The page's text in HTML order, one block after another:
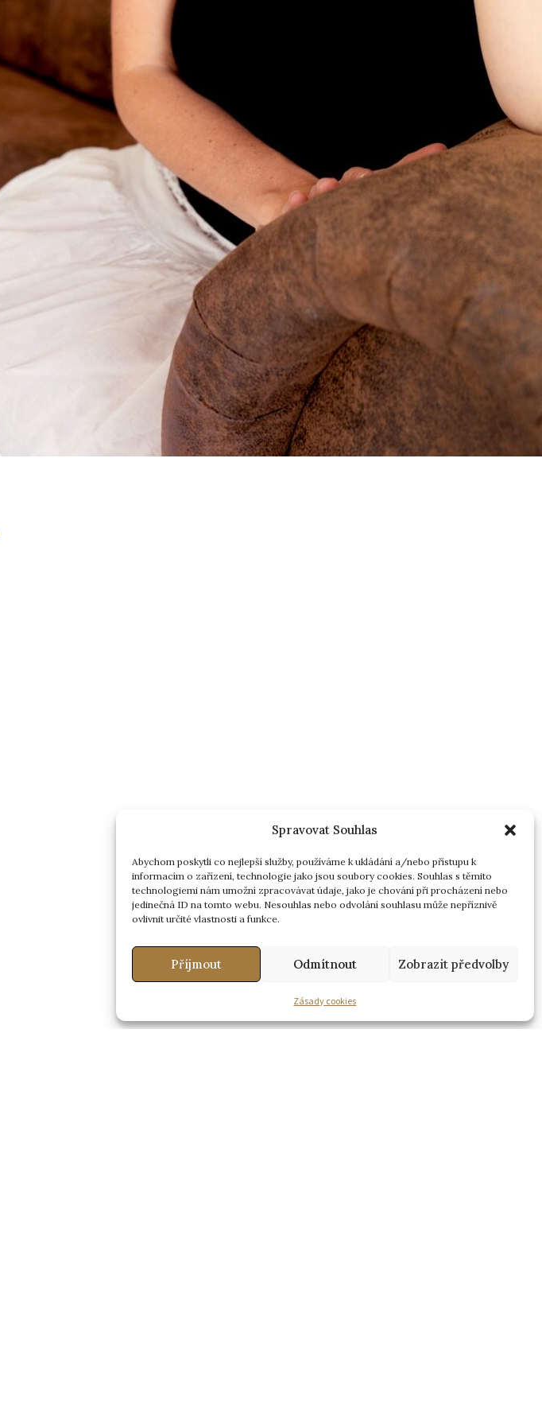
Spravovat Souhlas
Abychom poskytli co nejlepší služby, používáme k ukládání a/nebo přístupu k
informacím o zařízení, technologie jako jsou soubory cookies. Souhlas s těmito
technologiemi nám umožní zpracovávat údaje, jako je chování při procházení nebo
jedinečná ID na tomto webu. Nesouhlas nebo odvolání souhlasu může nepříznivě
ovlivnit určité vlastnosti a funkce.
Příjmout Odmítnout Zobrazit předvolby
Zásady cookies